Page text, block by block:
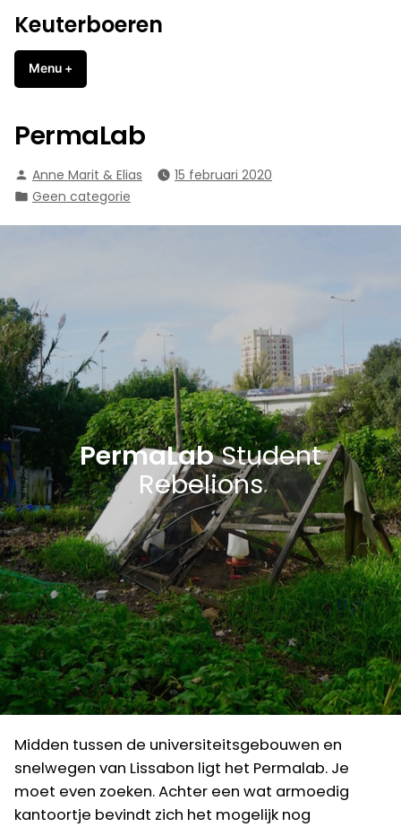
de
inhoud
springen
Keuterboeren
Menu +
PermaLab
Geplaatst
door
Anne Marit & Elias
15 februari 2020
Geplaatst
Geen categorie
PermaLabStudent
Rebelions
Midden tussen de universiteitsgebouwen en
snelwegen van Lissabon ligt het Permalab. Je
moet even zoeken. Achter een wat armoedig
kantoortje bevindt zich het mogelijk nog